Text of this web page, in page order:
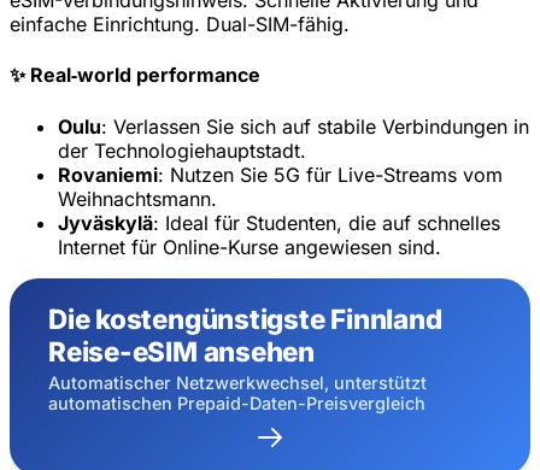
einfache Einrichtung. Dual-SIM-fähig.
✨ Real‑world performance
Oulu: Verlassen Sie sich auf stabile Verbindungen in
der Technologiehauptstadt.
Rovaniemi: Nutzen Sie 5G für Live-Streams vom
Weihnachtsmann.
Jyväskylä: Ideal für Studenten, die auf schnelles
Internet für Online-Kurse angewiesen sind.
Die kostengünstigste Finnland
Reise-eSIM ansehen
Automatischer Netzwerkwechsel, unterstützt
automatischen Prepaid-Daten-Preisvergleich
20% Rabatt für Neukunden